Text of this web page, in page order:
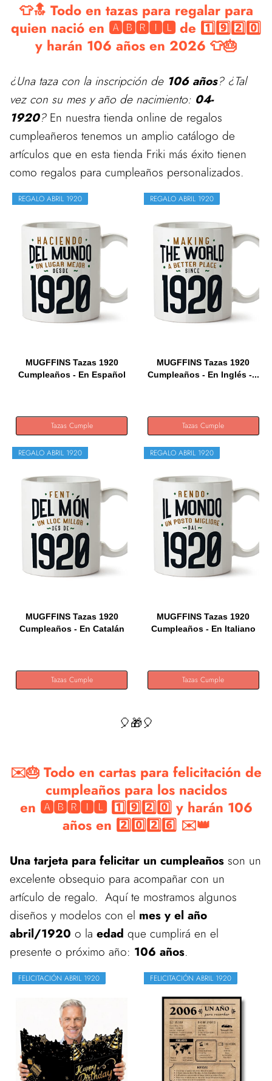
👕🔝 Todo en tazas para regalar para
quien nació en 🅰🅱🆁🅸🅻 de 1️⃣9️⃣2️⃣0️⃣
y harán 106 años en 2026 👕🎂
¿Una taza con la inscripción de 106 años? ¿Tal
vez con su mes y año de nacimiento: 04-
1920?En nuestra tienda online de regalos
cumpleañeros tenemos un amplio catálogo de
artículos que en esta tienda Friki más éxito tienen
como regalos para cumpleaños personalizados.
REGALO ABRIL 1920
MUGFFINS Tazas 1920
Cumpleaños - En Español
Tazas Cumple
REGALO ABRIL 1920
MUGFFINS Tazas 1920
Cumpleaños - En Inglés -...
Tazas Cumple
REGALO ABRIL 1920
MUGFFINS Tazas 1920
Cumpleaños - En Catalán
Tazas Cumple
REGALO ABRIL 1920
MUGFFINS Tazas 1920
Cumpleaños - En Italiano
Tazas Cumple
🎈🎁🎈
✉️🎂 Todo en cartas para felicitación de
cumpleaños para los nacidos
en 🅰🅱🆁🅸🅻 1️⃣9️⃣2️⃣0️⃣ y harán 106
años en 2️⃣0️⃣2️⃣6️⃣ ✉️👑
Una tarjeta para felicitar un cumpleaños son un
excelente obsequio para acompañar con un
artículo de regalo. Aquí te mostramos algunos
diseños y modelos con el mes y el año
abril/1920 o la edad que cumplirá en el
presente o próximo año: 106 años.
FELICITACIÓN ABRIL 1920 FELICITACIÓN ABRIL 1920